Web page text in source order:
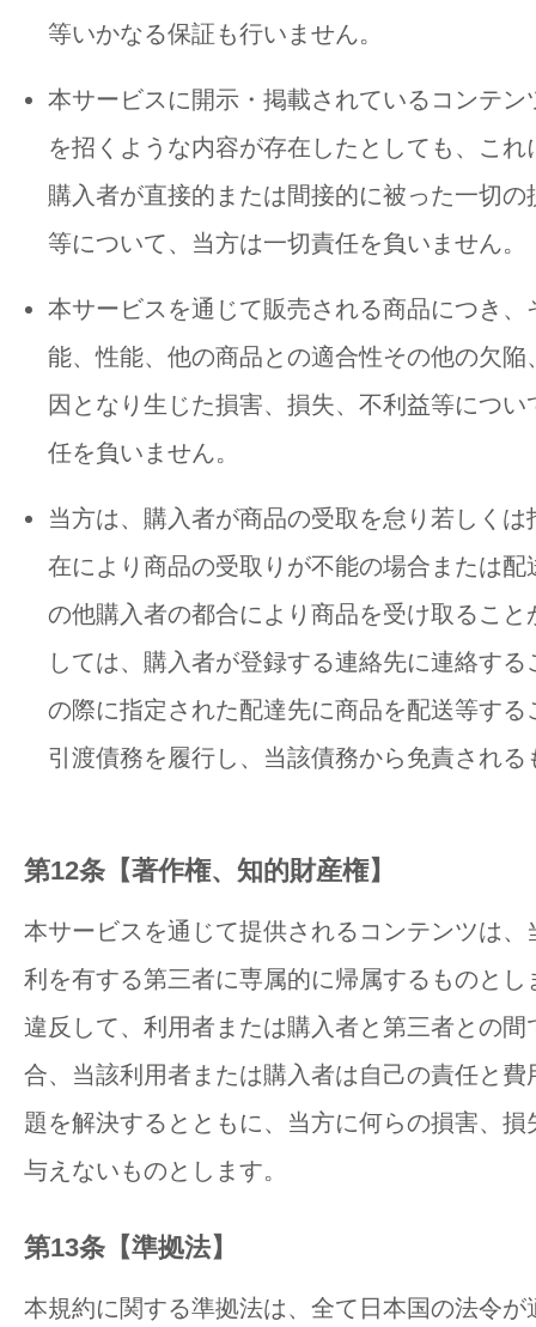
等いかなる保証も行いません。
本サービスに開示・掲載されているコンテン
を招くような内容が存在したとしても、こ
購入者が直接的または間接的に被った一切
等について、当方は一切責任を負いません。
本サービスを通じて販売される商品につき、
能、性能、他の商品との適合性その他の欠陥
因となり生じた損害、損失、不利益等につ
任を負いません。
当方は、購入者が商品の受取を怠り若しく
在により商品の受取りが不能の場合または配
の他購入者の都合により商品を受け取ること
しては、購入者が登録する連絡先に連絡す
の際に指定された配達先に商品を配送等する
引渡債務を履行し、当該債務から免責される
第12条【著作権、知的財産権】
本サービスを通じて提供されるコンテンツは、
利を有する第三者に専属的に帰属するものとし
違反して、利用者または購入者と第三者との間
合、当該利用者または購入者は自己の責任と費
題を解決するとともに、当方に何らの損害、
与えないものとします。
第13条【準拠法】
本規約に関する準拠法は、全て日本国の法令が